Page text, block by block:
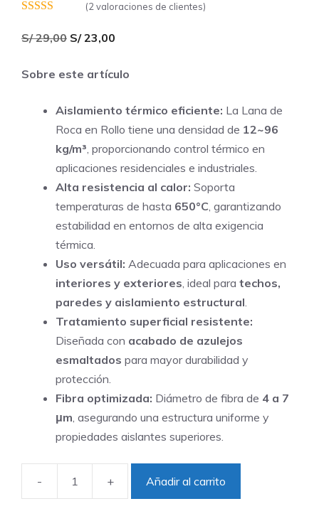
(2 valoraciones de clientes)
S/29,00 El
original
S/ 29,00.
S/23,00
actual
S/ 23,00.
Sobre este artículo
Aislamiento térmico eficiente: La Lana de
Roca en Rollo tiene una densidad de 12~96
kg/m³, proporcionando control térmico en
aplicaciones residenciales e industriales.
Alta resistencia al calor: Soporta
temperaturas de hasta 650°C, garantizando
estabilidad en entornos de alta exigencia
térmica.
Uso versátil: Adecuada para aplicaciones en
interiores y exteriores, ideal para techos,
paredes y aislamiento estructural.
Tratamiento superficial resistente:
Diseñada con acabado de azulejos
esmaltados para mayor durabilidad y
protección.
Fibra optimizada: Diámetro de fibra de 4 a 7
μm, asegurando una estructura uniforme y
propiedades aislantes superiores.
-
Lana
+ Añadir al carrito